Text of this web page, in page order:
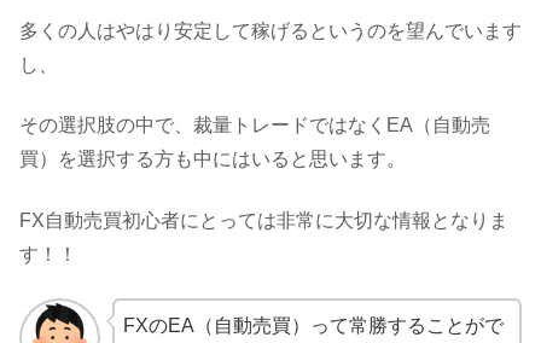
多くの人はやはり安定して稼げるというのを望んでいます
し、
その選択肢の中で、裁量トレードではなくEA（自動売
買）を選択する方も中にはいると思います。
FX自動売買初心者にとっては非常に大切な情報となりま
す！！
FXのEA（自動売買）って常勝することがで